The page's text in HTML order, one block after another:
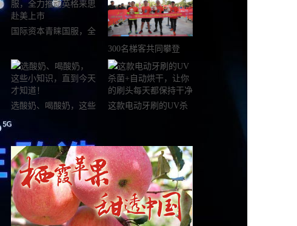
国际资本青睐国服，全
市
300名梯客共同攀登
2019国际垂直马拉松超
级精英赛顺德海骏达中
心站欢乐开跑
选酸奶、喝酸奶，这些
小知识，直到今天才知
道！
这款电动牙刷的UV杀